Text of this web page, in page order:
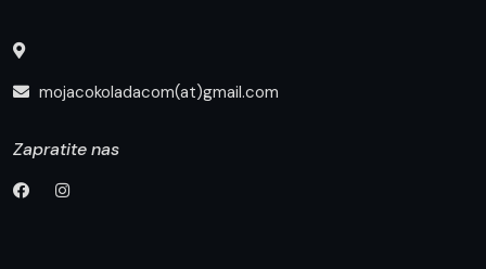
mojacokoladacom(at)gmail.com
Zapratite nas